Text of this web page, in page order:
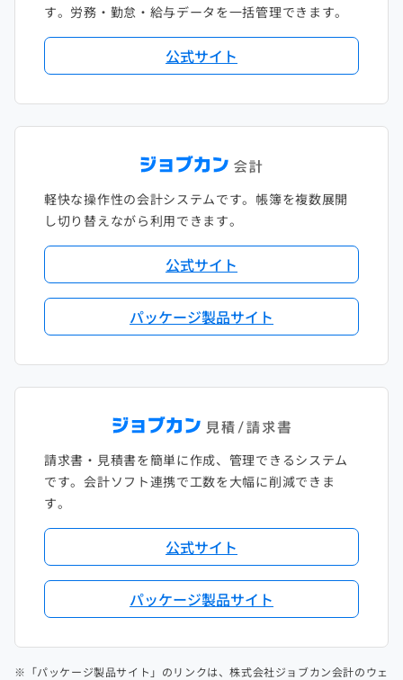
す。労務・勤怠・給与データを一括管理できます。
公式サイト
軽快な操作性の会計システムです。帳簿を複数展開
し切り替えながら利用できます。
公式サイト
パッケージ製品サイト
請求書・見積書を簡単に作成、管理できるシステム
です。会計ソフト連携で工数を大幅に削減できま
す。
公式サイト
パッケージ製品サイト
※「パッケージ製品サイト」のリンクは、株式会社ジョブカン会計のウェ